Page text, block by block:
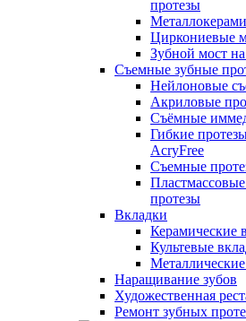
протезы
Циркониевые
Зубной мост
Съемные зубные
Нейлоновые
Акриловые
Съёмные
Гибкие
AcryFree
Съемные
протезы
Вкладки
Керамические
Культевые
Наращивание зубов
Художественная
Ремонт зубных